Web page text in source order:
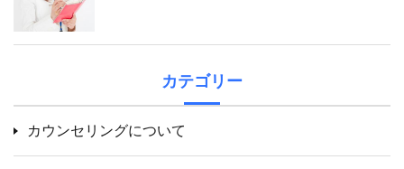
カテゴリー
カウンセリングについて